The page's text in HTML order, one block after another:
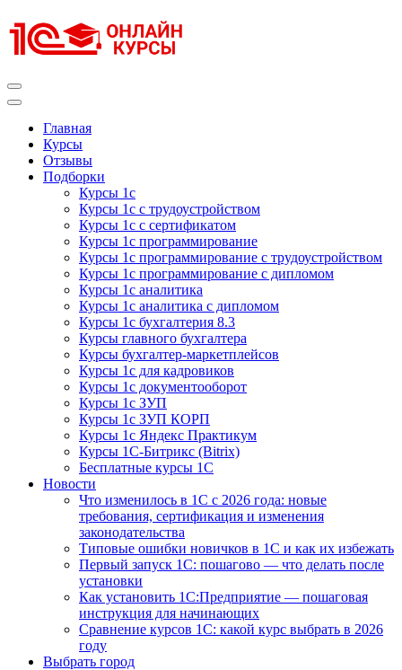
к
содержимому
Главная
Курсы
Отзывы
Подборки
Курсы 1с
Курсы 1с с трудоустройством
Курсы 1с с сертификатом
Курсы 1с программирование
Курсы 1с программирование с трудоустройством
Курсы 1с программирование с дипломом
Курсы 1с аналитика
Курсы 1с аналитика с дипломом
Курсы 1с бухгалтерия 8.3
Курсы главного бухгалтера
Курсы бухгалтер-маркетплейсов
Курсы 1с для кадровиков
Курсы 1с документооборот
Курсы 1с ЗУП
Курсы 1с ЗУП КОРП
Курсы 1с Яндекс Практикум
Курсы 1С-Битрикс (Bitrix)
Бесплатные курсы 1С
Новости
Что изменилось в 1С с 2026 года: новые
требования, сертификация и изменения
законодательства
Типовые ошибки новичков в 1С и как их избежать
Первый запуск 1С: пошагово — что делать после
установки
Как установить 1С:Предприятие — пошаговая
инструкция для начинающих
Сравнение курсов 1С: какой курс выбрать в 2026
году
Выбрать город